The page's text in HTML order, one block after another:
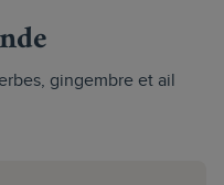
gingembre et ail